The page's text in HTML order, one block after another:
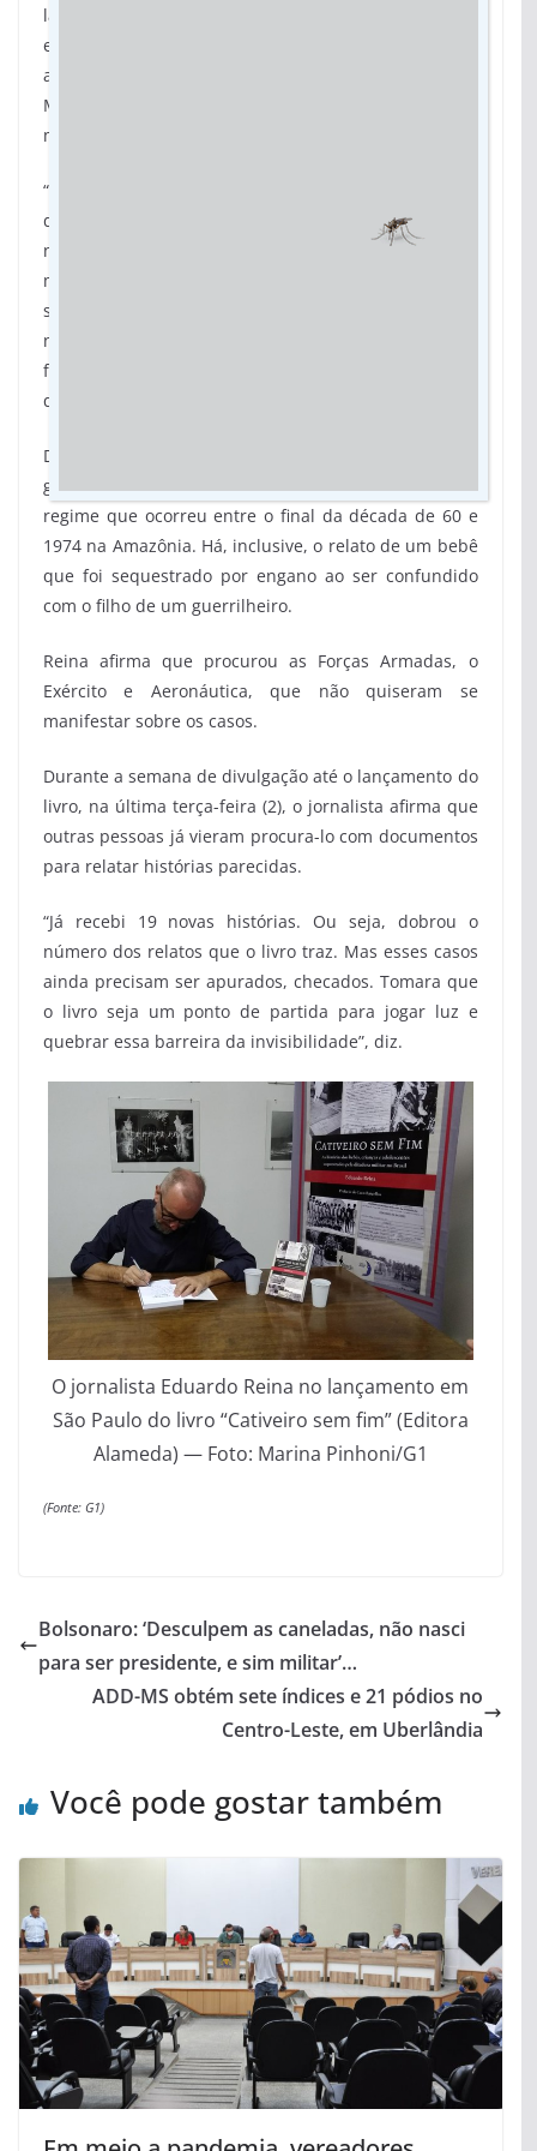
lançado em parceria com o Instituto Vladimir Herzog,
ele identificou 19 casos de sequestro e/ou
apropriações de bebês, crianças e adolescentes.
Muitos foram adotados ilegalmente por famílias de
militares.
“Na argentina, os militares sequestraram 500 filhos
de militantes políticos. Esse crime também aconteceu
no Chile, Uruguai, Paraguai, Bolívia. As forças
militares na América Latina no período de ditadura
sempre agiram em conjunto, de modo similar. Aqui
no Brasil, a gente nunca falou disso. Essas pessoas
foram ocultadas, escondidas e agora está sendo
quebrada essa barreira”, diz.
Dos casos levantados por Reina, 11 são ligados à
guerrilha do Araguaia, movimento de oposição ao
regime que ocorreu entre o final da década de 60 e
1974 na Amazônia. Há, inclusive, o relato de um bebê
que foi sequestrado por engano ao ser confundido
com o filho de um guerrilheiro.
Reina afirma que procurou as Forças Armadas, o
Exército e Aeronáutica, que não quiseram se
manifestar sobre os casos.
Durante a semana de divulgação até o lançamento do
livro, na última terça-feira (2), o jornalista afirma que
outras pessoas já vieram procura-lo com documentos
para relatar histórias parecidas.
“Já recebi 19 novas histórias. Ou seja, dobrou o
número dos relatos que o livro traz. Mas esses casos
ainda precisam ser apurados, checados. Tomara que
o livro seja um ponto de partida para jogar luz e
quebrar essa barreira da invisibilidade”, diz.
O jornalista Eduardo Reina no lançamento em
São Paulo do livro “Cativeiro sem fim” (Editora
Alameda) — Foto: Marina Pinhoni/G1
(Fonte: G1)
Bolsonaro: ‘Desculpem as caneladas, não nasci
para ser presidente, e sim militar’…
ADD-MS obtém sete índices e 21 pódios no
Centro-Leste, em Uberlândia
Você pode gostar também